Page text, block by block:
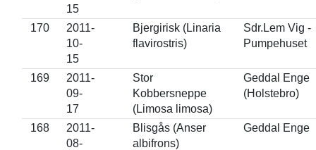
15
170
2011-
10-
15
Bjergirisk (Linaria
flavirostris)
Sdr.Lem Vig -
Pumpehuset
169
2011-
09-
17
Stor
Kobbersneppe
(Limosa limosa)
Geddal Enge
(Holstebro)
168
2011-
08-
Blisgås (Anser
albifrons)
Geddal Enge